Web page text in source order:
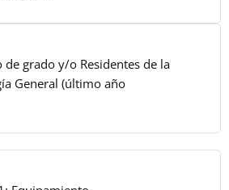
grado y/o Residentes de la
General (último año